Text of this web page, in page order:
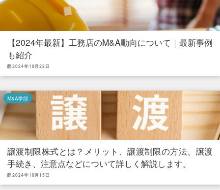
【2024年最新】工務店のM&A動向について｜最新事例
も紹介
2024年10月22日
M&A学部
譲渡制限株式とは？メリット、譲渡制限の方法、譲渡
手続き、注意点などについて詳しく解説します。
2024年10月15日